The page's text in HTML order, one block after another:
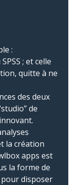
:
; et celle
quitte à ne
des deux
de
la création
apps est
la forme de
disposer